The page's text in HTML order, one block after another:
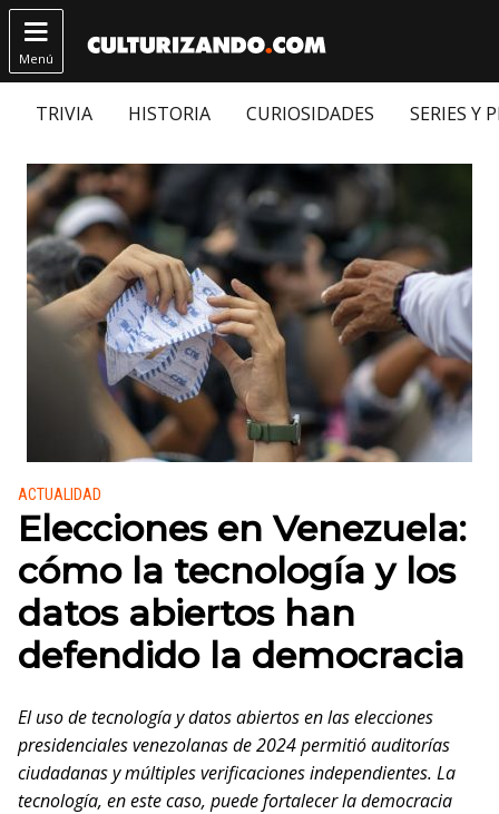

Menú
TRIVIA HISTORIA CURIOSIDADES SERIES Y
Publicado en:
ACTUALIDAD
Elecciones en Venezuela:
cómo la tecnología y los
datos abiertos han
defendido la democracia
El uso de tecnología y datos abiertos en las elecciones
presidenciales venezolanas de 2024 permitió auditorías
ciudadanas y múltiples verificaciones independientes. La
tecnología, en este caso, puede fortalecer la democracia